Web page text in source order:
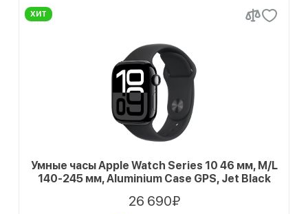
ХИТ
Умные часы Apple Watch Series 10 46 мм, M/L
140-245 мм, Aluminium Case GPS, Jet Black
26 690₽